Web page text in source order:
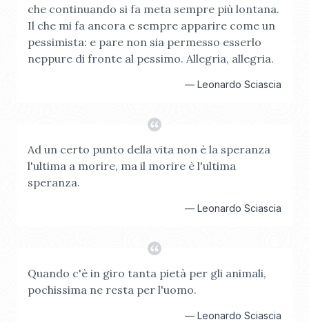
che continuando si fa meta sempre più lontana.
Il che mi fa ancora e sempre apparire come un
pessimista: e pare non sia permesso esserlo
neppure di fronte al pessimo. Allegria, allegria.
— Leonardo Sciascia
Ad un certo punto della vita non è la speranza
l'ultima a morire, ma il morire è l'ultima
speranza.
— Leonardo Sciascia
Quando c'è in giro tanta pietà per gli animali,
pochissima ne resta per l'uomo.
— Leonardo Sciascia